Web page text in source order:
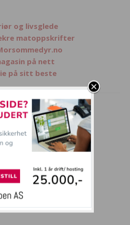
og livsglede
lekre matoppskrifter
på nett
på sitt beste
Twitter